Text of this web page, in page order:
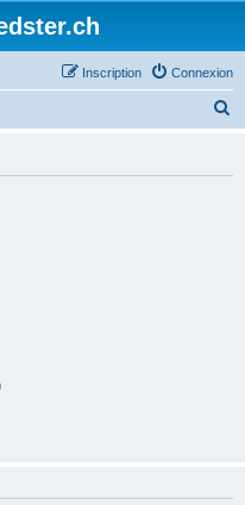
Connexion
Inscription